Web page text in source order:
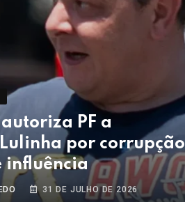
PF a
por corrupção
influência
31 DE JULHO DE 2026